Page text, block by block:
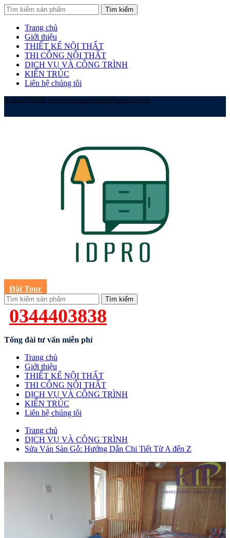
Tìm kiếm
Trang chủ
Giới thiệu
THIẾT KẾ NỘI THẤT
THI CÔNG NỘI THẤT
DỊCH VỤ VÀ CÔNG TRÌNH
KIẾN TRÚC
Liên hệ chúng tôi
0344403838| tinhthicongnoithat@gmail.com
Đặt Tour
Tìm kiếm
0344403838
Tổng đài tư vấn miễn phí
Trang chủ
Giới thiệu
THIẾT KẾ NỘI THẤT
THI CÔNG NỘI THẤT
DỊCH VỤ VÀ CÔNG TRÌNH
KIẾN TRÚC
Liên hệ chúng tôi
Trang chủ
DỊCH VỤ VÀ CÔNG TRÌNH
Sửa Ván Sàn Gỗ: Hướng Dẫn Chi Tiết Từ A đến Z